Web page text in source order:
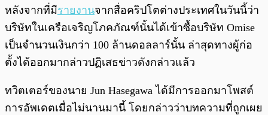
พร้อมเล่น 0:00/ 0:00
หลังจากที่มีรายงานจากสื่อคริปโตต่างประเทศในวันนี้ว่า
บริษัทในเครือเจริญโภคภัณฑ์นั้นได้เข้าซื้อบริษัท Omise
เป็นจำนวนเงินกว่า 100 ล้านดอลลาร์นั้น ล่าสุดทางผู้ก่อ
ตั้งได้ออกมากล่าวปฏิเสธข่าวดังกล่าวแล้ว
ทวิตเตอร์ของนาย Jun Hasegawa ได้มีการออกมาโพสต์
การอัพเดตเมื่อไม่นานมานี้ โดยกล่าวว่าบทความที่ถูกเผย